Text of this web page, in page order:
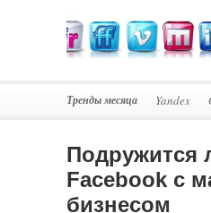
Тренды месяца Yandex
Подружится
Facebook с
бизнесом